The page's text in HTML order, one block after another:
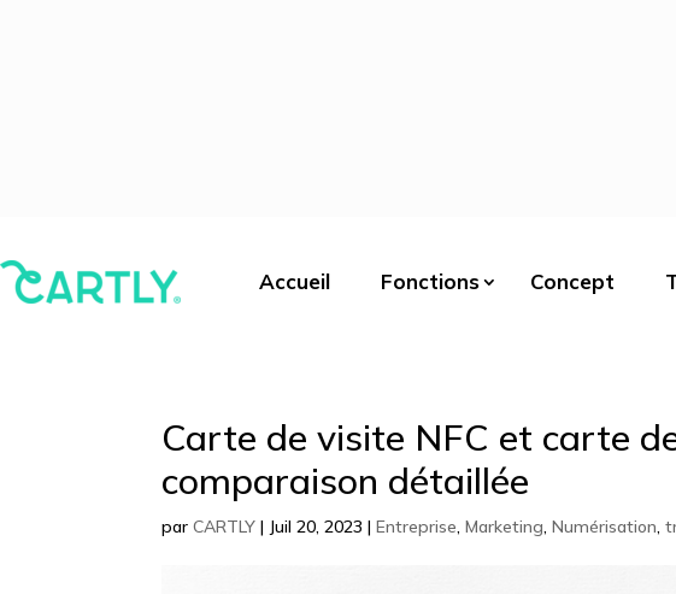
Accueil Fonctions Concept
Carte de visite NFC et carte
comparaison détaillée
parCARTLY | Juil 20, 2023 |Entreprise,Marketing,Numérisation,